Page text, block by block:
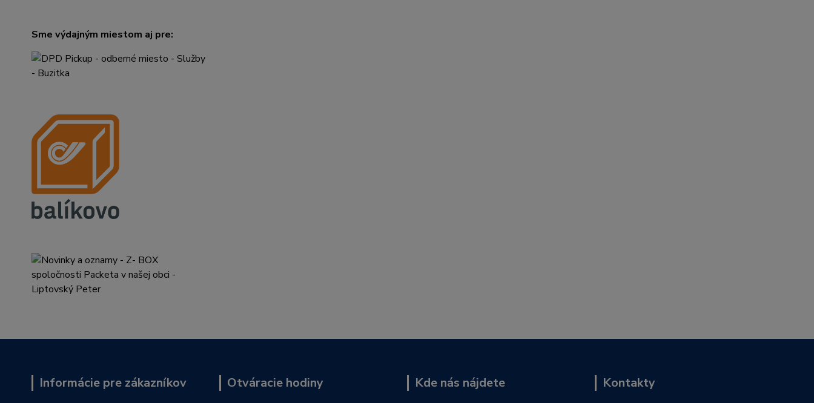
Sme výdajným miestom aj pre:
Informácie pre zákazníkov Otváracie hodiny Kde nás nájdete Kontakty